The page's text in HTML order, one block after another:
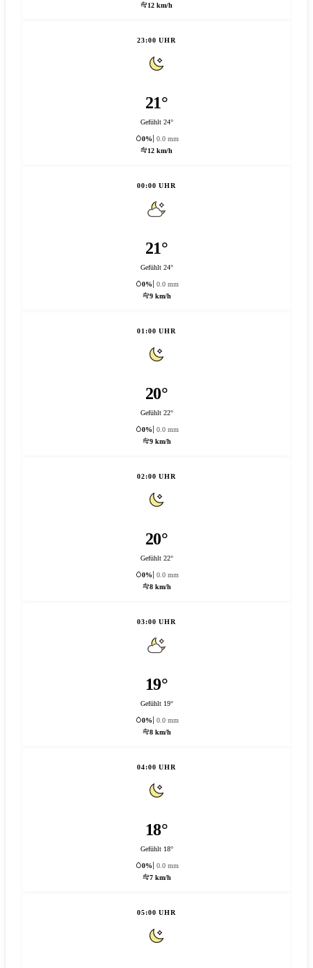
12 km/h
23:00 UHR
21°
Gefühlt 24°
0%
0.0 mm
12 km/h
00:00 UHR
21°
Gefühlt 24°
0%
0.0 mm
9 km/h
01:00 UHR
20°
Gefühlt 22°
0%
0.0 mm
9 km/h
02:00 UHR
20°
Gefühlt 22°
0%
0.0 mm
8 km/h
03:00 UHR
19°
Gefühlt 19°
0%
0.0 mm
8 km/h
04:00 UHR
18°
Gefühlt 18°
0%
0.0 mm
7 km/h
05:00 UHR